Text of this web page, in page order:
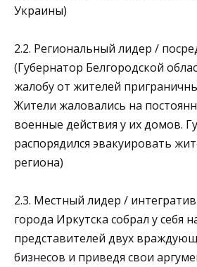
Украины)
2.2. Региональный лидер /
(Губернатор Белгородской
жалобу от жителей
Жители жаловались на
военные действия у их домов.
распорядился эвакуировать
региона)
2.3. Местный лидер /
города Иркутска собрал у себя
представителей двух
бизнесов и приведя свои